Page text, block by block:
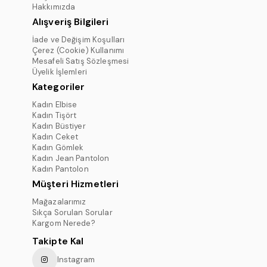
Hakkımızda
Alışveriş Bilgileri
İade ve Değişim Koşulları
Çerez (Cookie) Kullanımı
Mesafeli Satış Sözleşmesi
Üyelik İşlemleri
Kategoriler
Kadın Elbise
Kadın Tişört
Kadın Büstiyer
Kadın Ceket
Kadın Gömlek
Kadın Jean Pantolon
Kadın Pantolon
Müşteri Hizmetleri
Mağazalarımız
Sıkça Sorulan Sorular
Kargom Nerede?
Takipte Kal
Instagram